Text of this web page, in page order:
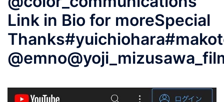
Link in Bio for moreSpecial